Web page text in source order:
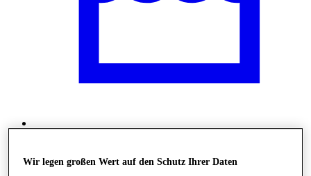
Wir legen großen Wert auf den Schutz Ihrer Daten